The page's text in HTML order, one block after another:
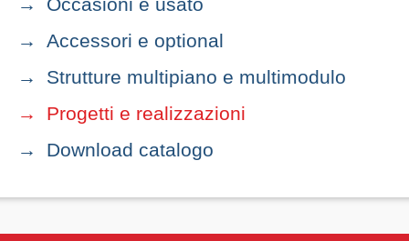
Accessori e optional
Strutture multipiano e multimodulo
Progetti e realizzazioni
Download catalogo